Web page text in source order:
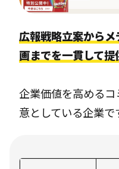
広報戦略立案から
画までを一貫して提
企業価値を高める
意としている企業で